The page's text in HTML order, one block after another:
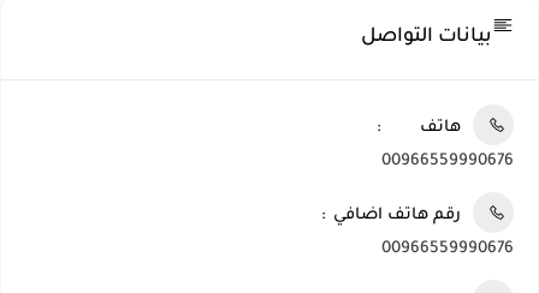
بيانات التواصل
هاتف
00966559990676
رقم هاتف اضافي
00966559990676